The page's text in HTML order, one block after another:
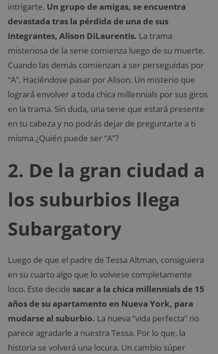
intrigarte. Un grupo de amigas, se encuentra
devastada tras la pérdida de una de sus
integrantes, Alison DiLaurentis. La trama
misteriosa de la serie comienza luego de su muerte.
Cuando las demás comienzan a ser perseguidas por
“A”. Haciéndose pasar por Alison. Un misterio que
logrará envolver a toda chica millennials por sus giros
en la trama. Sin duda, una serie que estará presente
en tu cabeza y no podrás dejar de preguntarte a ti
misma ¿Quién puede ser “A”?
2. De la gran ciudad a
los suburbios llega
Subargatory
Luego de que el padre de Tessa Altman, consiguiera
en su cuarto algo que lo volviese completamente
loco. Este decide sacar a la chica millennials de 15
años de su apartamento en Nueva York, para
mudarse al suburbio. La nueva “vida perfecta” no
parece agradarle a nuestra Tessa. Por lo que, la
historia se volverá una locura. Un cambio súper